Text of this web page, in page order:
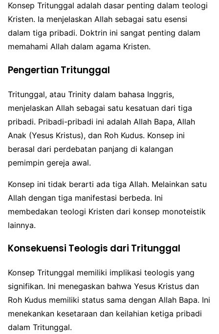
Konsep Tritunggal adalah dasar penting dalam teologi
Kristen. Ia menjelaskan Allah sebagai satu esensi
dalam tiga pribadi. Doktrin ini sangat penting dalam
memahami Allah dalam agama Kristen.
Pengertian Tritunggal
Tritunggal, atau Trinity dalam bahasa Inggris,
menjelaskan Allah sebagai satu kesatuan dari tiga
pribadi. Pribadi-pribadi ini adalah Allah Bapa, Allah
Anak (Yesus Kristus), dan Roh Kudus. Konsep ini
berasal dari perdebatan panjang di kalangan
pemimpin gereja awal.
Konsep ini tidak berarti ada tiga Allah. Melainkan satu
Allah dengan tiga manifestasi berbeda. Ini
membedakan teologi Kristen dari konsep monoteistik
lainnya.
Konsekuensi Teologis dari Tritunggal
Konsep Tritunggal memiliki implikasi teologis yang
signifikan. Ini menegaskan bahwa Yesus Kristus dan
Roh Kudus memiliki status sama dengan Allah Bapa. Ini
menekankan kesetaraan dan keilahian ketiga pribadi
dalam Tritunggal.